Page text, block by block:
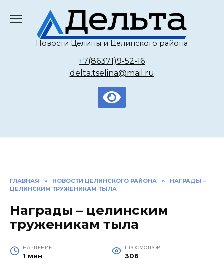
содержанию
Новости Целины и Целинского района
+7(86371)9-52-16
delta.tselina@mail.ru
ГЛАВНАЯ » НОВОСТИ ЦЕЛИНСКОГО РАЙОНА »
НАГРАДЫ –
ЦЕЛИНСКИМ ТРУЖЕНИКАМ ТЫЛА
Награды – целинским
труженикам тыла
НА ЧТЕНИЕ
1 мин
ПРОСМОТРОВ
306